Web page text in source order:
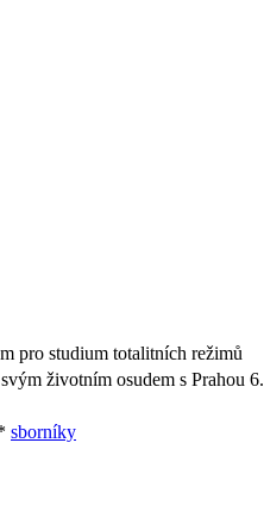
pro studium totalitních režimů
životním osudem s Prahou 6.
sborníky